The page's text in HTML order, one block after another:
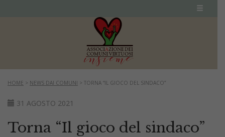
HOME > NEWS DAI COMUNI > TORNA “IL GIOCO DEL SINDACO”
31 AGOSTO 2021
Torna “Il gioco del sindaco”